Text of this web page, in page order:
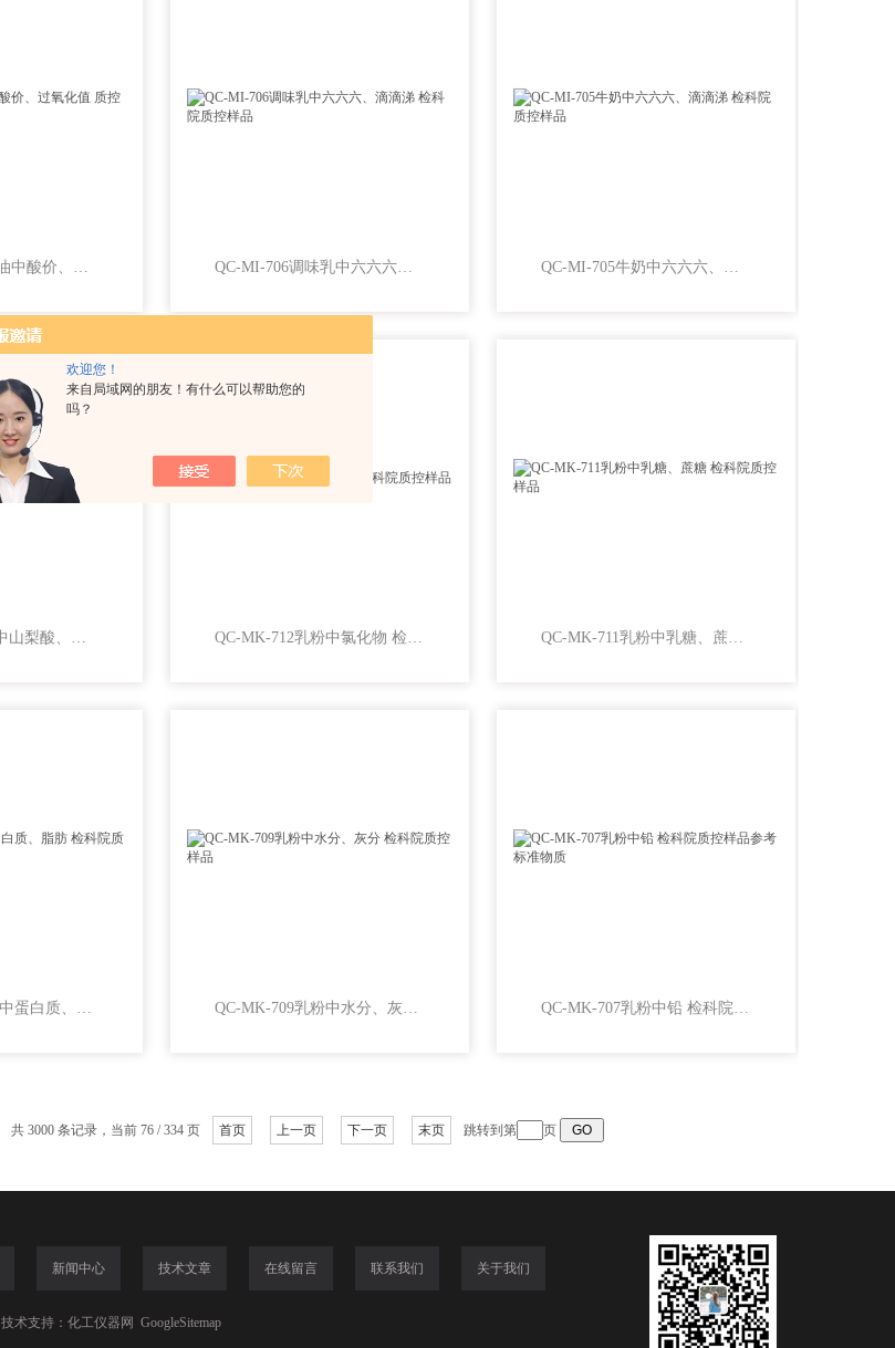
欢迎您！
来自局域网的朋友！有什么可以帮助您的
吗？
QC-CO-701食用油中酸价、过氧化值 质控样品 QC-MI-706调味乳中六六六、滴滴涕 检科院质控样品 QC-MI-705牛奶中六六六、滴滴涕 检科院质控样品
QC-MI-702牛奶中山梨酸、苯甲酸 检科院质控样品 QC-MK-712乳粉中氯化物 检科院质控样品 QC-MK-711乳粉中乳糖、蔗糖 检科院质控样品
QC-MK-710乳粉中蛋白质、脂肪 检科院质控样品 QC-MK-709乳粉中水分、灰分 检科院质控样品 QC-MK-707乳粉中铅 检科院质控样品参考标准物质
共 3000 条记录，当前 76 / 334 页 首页 上一页 下一页 末页 跳转到第 页
新闻中心 技术文章 在线留言 联系我们 关于我们
技术支持： 化工仪器网 GoogleSitemap